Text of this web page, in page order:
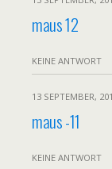
maus 12
KEINE ANTWORT
13 SEPTEMBER,
maus -11
KEINE ANTWORT